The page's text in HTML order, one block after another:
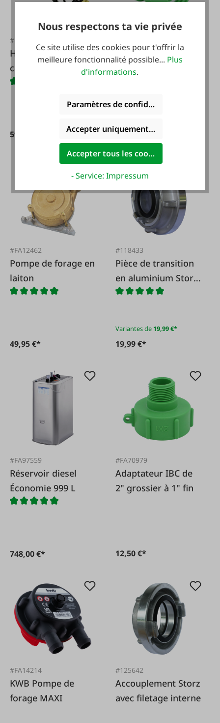
#FA34044
Hobby de buse de
carburant
59,95 €*
Adaptateur IBC 2"
gros filetage vers
11,50 €*
#FA12462
Pompe de forage en
laiton
49,95 €*
#118433
Pièce de transition
en aluminium Storz
vers Storz
Variantes de 19,99 €*
19,99 €*
#FA97559
Réservoir diesel
Économie 999 L
748,00 €*
#FA70979
Adaptateur IBC de
2" grossier à 1" fin
12,50 €*
#FA14214
KWB Pompe de
forage MAXI
#125642
Accouplement Storz
avec filetage interne
Nous respectons ta vie privée
Ce site utilise des cookies pour t'offrir la
meilleure fonctionnalité possible... Plus
d'informations.
Paramètres de confidentialité
Accepter uniquement les cookies
Accepter tous les cookies
- Service: Impressum